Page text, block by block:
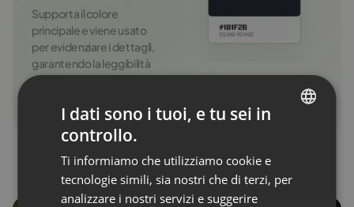
Supporta il colore
principale e viene usato
per evidenziare i dettagli,
garantendo la leggibilità
dell’interfaccia e una
FRENCH
GERMAN
I dati sono i tuoi, e tu sei in
controllo.
Ti informiamo che utilizziamo cookie e
tecnologie simili, sia nostri che di terzi, per
analizzare i nostri servizi e suggerire